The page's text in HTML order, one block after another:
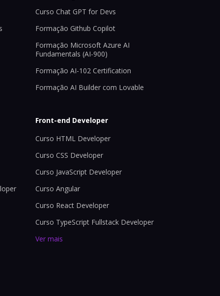
Curso Chat GPT for Devs
Formação Github Copilot
Formação Microsoft Azure AI
Fundamentals (AI-900)
Formação AI-102 Certification
Formação AI Builder com Lovable
Front-end Developer
Curso HTML Developer
Curso CSS Developer
Curso JavaScript Developer
Curso Angular
Curso React Developer
Curso TypeScript Fullstack Developer
Ver mais